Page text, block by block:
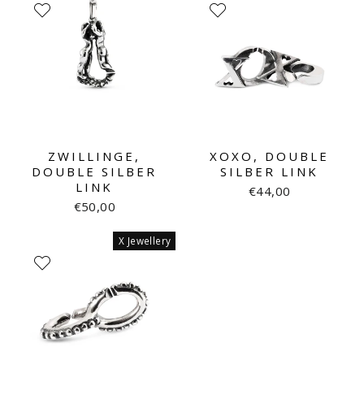
ZWILLINGE,
DOUBLE SILBER
LINK
€50,00
XOXO, DOUBLE
SILBER LINK
€44,00
X Jewellery